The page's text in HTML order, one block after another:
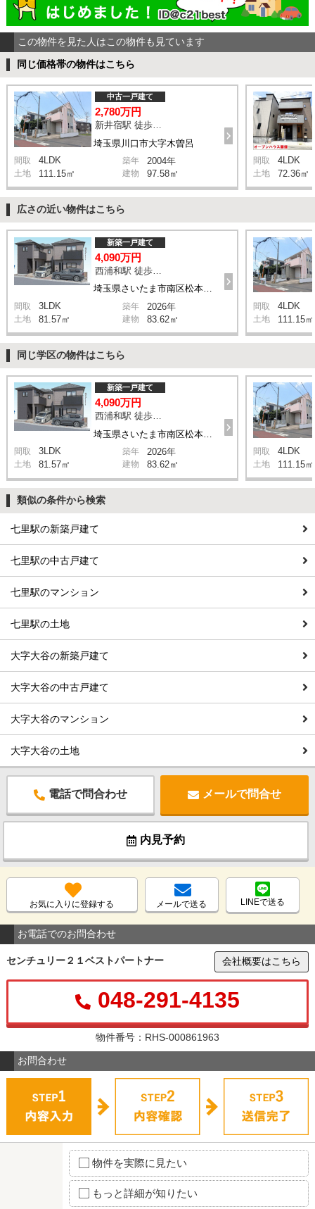
この物件を見た人はこの物件も見ています
同じ価格帯の物件はこちら
埼玉県川口市大字木曽呂
中古一戸建て
2,780万円
新井宿駅 徒歩29分
間取 4LDK 築年 2004年
土地 111.15㎡ 建物 97.58㎡
間取 4LDK
土地 72.36㎡
広さの近い物件はこちら
埼玉県さいたま市南区松本1丁目
新築一戸建て
4,090万円
間取 3LDK 築年 2026年
土地 81.57㎡ 建物 83.62㎡
間取 4LDK
土地 111.15㎡
同じ学区の物件はこちら
新築一戸建て
4,090万円
西浦和駅 徒歩14分
間取 3LDK 築年 2026年
土地 81.57㎡ 建物 83.62㎡
間取 4LDK
土地 111.15㎡
類似の条件から検索
七里駅の新築戸建て
七里駅の中古戸建て
七里駅のマンション
七里駅の土地
大字大谷の新築戸建て
大字大谷の中古戸建て
大字大谷のマンション
大字大谷の土地
電話で問合わせ メールで問合せ
内見予約
お気に入りに登録する メールで送る LINEで送る
お電話でのお問合わせ
センチュリー２１ベストパートナー 会社概要はこちら
048-291-4135
物件番号：RHS-000861963
お問合わせ
物件を実際に見たい
もっと詳細が知りたい